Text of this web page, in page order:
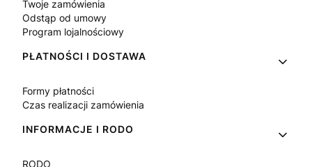
Twoje zamówienia
Odstąp od umowy
Program lojalnościowy
PŁATNOŚCI I DOSTAWA
Formy płatności
Czas realizacji zamówienia
INFORMACJE I RODO
RODO